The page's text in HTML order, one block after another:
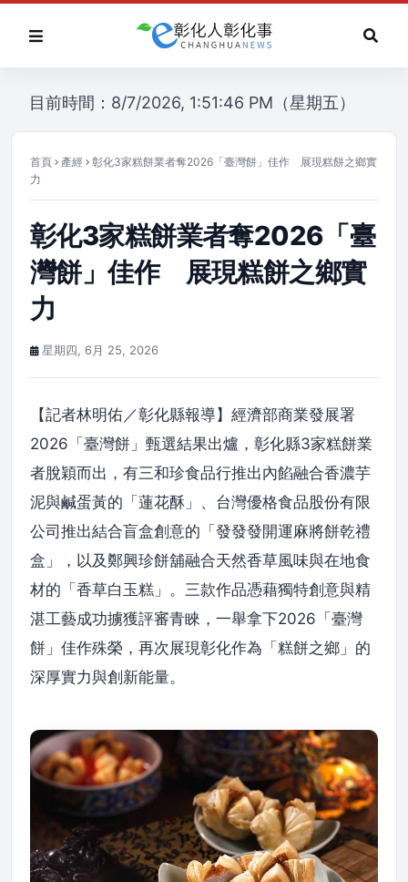
目前時間：8/7/2026, 1:51:46 PM（星期五）
首頁 產經
彰化3家糕餅業者奪2026「臺灣餅」佳作 展現糕餅之鄉實
力
彰化3家糕餅業者奪2026「臺
灣餅」佳作 展現糕餅之鄉實
力
星期四, 6月 25, 2026
【記者林明佑／彰化縣報導】經濟部商業發展署
2026「臺灣餅」甄選結果出爐，彰化縣3家糕餅業
者脫穎而出，有三和珍食品行推出內餡融合香濃芋
泥與鹹蛋黃的「蓮花酥」、台灣優格食品股份有限
公司推出結合盲盒創意的「發發發開運麻將餅乾禮
盒」，以及鄭興珍餅舖融合天然香草風味與在地食
材的「香草白玉糕」。三款作品憑藉獨特創意與精
湛工藝成功擄獲評審青睞，一舉拿下2026「臺灣
餅」佳作殊榮，再次展現彰化作為「糕餅之鄉」的
深厚實力與創新能量。